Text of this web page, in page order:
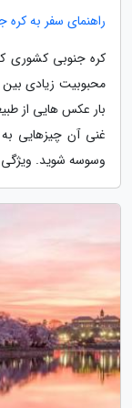
راهنمای سفر به کره
کره جنوبی کشوری
محبوبیت زیادی
بار عکس هایی از
غنی آن چیزهایی
وسوسه شوید.